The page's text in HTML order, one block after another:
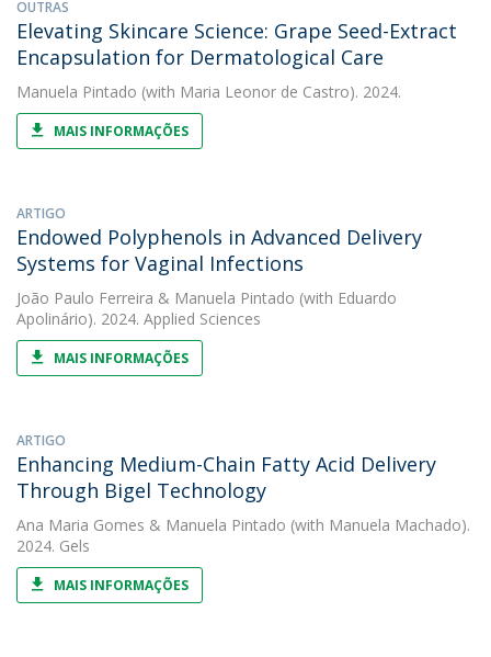
OUTRAS
Elevating Skincare Science: Grape Seed-Extract
Encapsulation for Dermatological Care
Manuela Pintado (with Maria Leonor de Castro). 2024.
MAIS INFORMAÇÕES
ARTIGO
Endowed Polyphenols in Advanced Delivery
Systems for Vaginal Infections
João Paulo Ferreira & Manuela Pintado (with Eduardo
Apolinário). 2024. Applied Sciences
MAIS INFORMAÇÕES
ARTIGO
Enhancing Medium-Chain Fatty Acid Delivery
Through Bigel Technology
Ana Maria Gomes & Manuela Pintado (with Manuela Machado).
2024. Gels
MAIS INFORMAÇÕES